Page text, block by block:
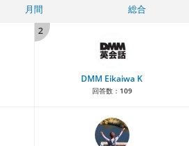
月間
総合
2
DMM Eikaiwa K
回答数： 109